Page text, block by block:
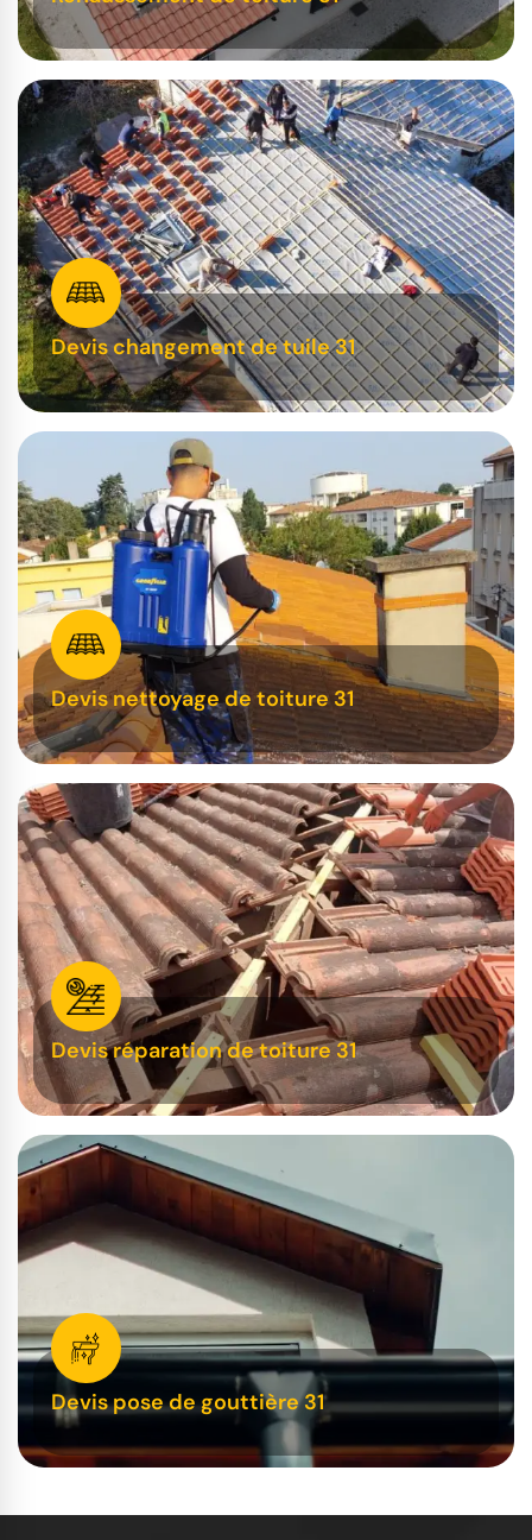
Devis changement de tuile 31
Devis nettoyage de toiture 31
Devis réparation de toiture 31
Devis pose de gouttière 31